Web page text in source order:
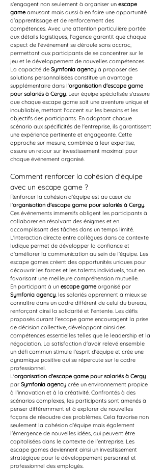
s'engagent non seulement à organiser un escape
game amusant mais aussi à en faire une opportunité
d'apprentissage et de renforcement des
compétences. Avec une attention particulière portée
aux détails logistiques, l'agence garantit que chaque
aspect de l'événement se déroule sans accroc,
permettant aux participants de se concentrer sur le
jeu et le développement de nouvelles compétences.
La capacité de Symfonia agency à proposer des
solutions personnalisées constitue un avantage
supplémentaire dans l'organisation d'escape game
pour salariés à Cergy. Leur équipe spécialisée s'assure
que chaque escape game soit une aventure unique et
inoubliable, mettant l'accent sur les besoins et les
objectifs des participants. En adaptant chaque
scénario aux spécificités de l'entreprise, ils garantissent
une expérience pertinente et engageante. Cette
approche sur mesure, combinée à leur expertise,
assure un retour sur investissement maximal pour
chaque événement organisé.
Comment renforcer la cohésion d'équipe
avec un escape game ?
Renforcer la cohésion d'équipe est au cœur de
l'organisation d'escape game pour salariés à Cergy.
Ces événements immersifs obligent les participants à
collaborer en résolvant des énigmes et en
accomplissant des tâches dans un temps limité.
L'interaction directe entre collègues dans ce contexte
ludique permet de développer la confiance et
d'améliorer la communication au sein de l'équipe. Les
escape games créent des opportunités uniques pour
découvrir les forces et les talents individuels, tout en
favorisant une meilleure compréhension mutuelle.
En participant à un escape game organisé par
Symfonia agency, les salariés apprennent à mieux se
connaître dans un cadre différent de celui du bureau,
renforçant ainsi la solidarité et l'entente. Les défis
proposés durant l'escape game encouragent la prise
de décision collective, développant ainsi des
compétences essentielles telles que le leadership et la
négociation. La satisfaction d'avoir relevé ensemble
un défi commun stimule l'esprit d'équipe et crée une
dynamique positive qui se répercute sur le cadre
professionnel.
L'organisation d'escape game pour salariés à Cergy
par Symfonia agency crée un environnement propice
à l'innovation et à la créativité. Confrontés à des
scénarios complexes, les participants sont amenés à
penser différemment et à explorer de nouvelles
façons de résoudre des problèmes. Cela favorise non
seulement la cohésion d'équipe mais également
l'émergence de nouvelles idées, qui peuvent être
capitalisées dans le contexte de l'entreprise. Les
escape games deviennent ainsi un investissement
stratégique pour le développement personnel et
professionnel des employés.